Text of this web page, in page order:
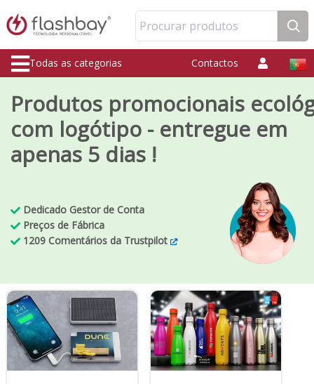
Procurar produtos
Todas as categorias Contactos
Produtos promocionais
com logótipo - entregue em
apenas 5 dias !
Dedicado Gestor de Conta
Preços de Fábrica
1209 Comentários da Trustpilot